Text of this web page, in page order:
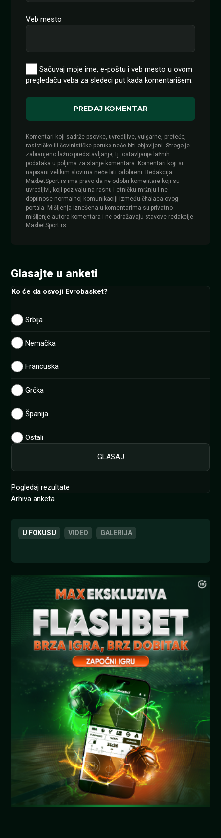
Veb mesto
Sačuvaj moje ime, e-poštu i veb mesto u ovom
pregledaču veba za sledeći put kada komentarišem.
Komentari koji sadrže psovke, uvredljive, vulgarne, preteće,
rasističke ili šovinističke poruke neće biti objavljeni. Strogo je
zabranjeno lažno predstavljanje, tj. ostavljanje lažnih
podataka u poljima za slanje komentara. Komentari koji su
napisani velikim slovima neće biti odobreni. Redakcija
MaxbetSport.rs ima pravo da ne odobri komentare koji su
uvredljivi, koji pozivaju na rasnu i etničku mržnju i ne
doprinose normalnoj komunikaciji između čitalaca ovog
portala. Mišljenja iznešena u komentarima su privatno
mišljenje autora komentara i ne odražavaju stavove redakcije
MaxbetSport.rs.
Glasajte u anketi
Ko će da osvoji Evrobasket?
Srbija
Nemačka
Francuska
Grčka
Španija
Ostali
Pogledaj rezultate
Arhiva anketa
U FOKUSU VIDEO GALERIJA